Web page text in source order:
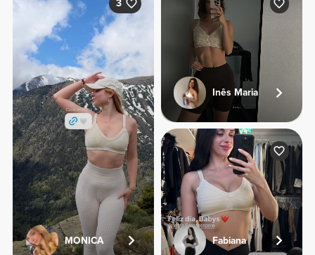
3
MONICA
Inês Maria
Fabiana